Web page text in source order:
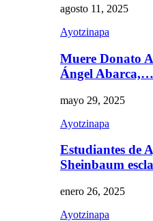
agosto 11, 2025
Ayotzinapa
Muere Donato
Ángel Abarca,…
mayo 29, 2025
Ayotzinapa
Estudiantes de
Sheinbaum
enero 26, 2025
Ayotzinapa